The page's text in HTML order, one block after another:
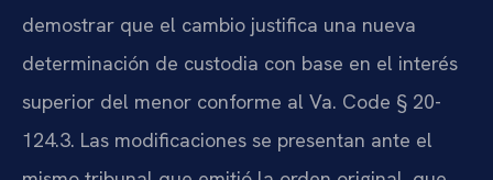
demostrar que el cambio justifica una nueva
determinación de custodia con base en el interés
superior del menor conforme al Va. Code § 20-
124.3. Las modificaciones se presentan ante el